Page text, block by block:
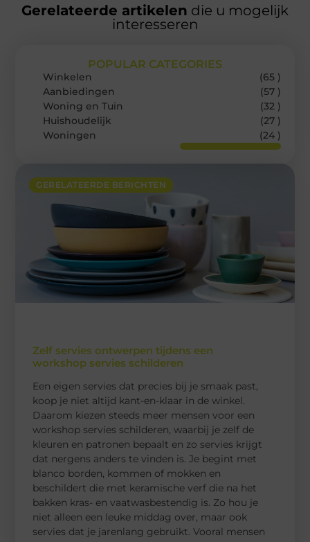
Gerelateerde artikelen die u mogelijk
interesseren
GERELATEERDE BERICHTEN
Zelf servies ontwerpen tijdens een
workshop servies schilderen
Een eigen servies dat precies bij je smaak past,
koop je niet altijd kant-en-klaar in de winkel.
Daarom kiezen steeds meer mensen voor een
workshop servies schilderen, waarbij je zelf de
kleuren en patronen bepaalt en zo servies krijgt
dat nergens anders te vinden is. Je begint met
blanco borden, kommen of mokken en
beschildert die met keramische verf die na het
bakken kras- en vaatwasbestendig is. Zo hou je
niet alleen een leuke middag over, maar ook
servies dat je jarenlang gebruikt. Vooral mensen
POPULAR CATEGORIES
Winkelen
(65 )
Aanbiedingen
(57 )
Woning en Tuin
(32 )
Huishoudelijk
(27 )
Woningen
(24 )